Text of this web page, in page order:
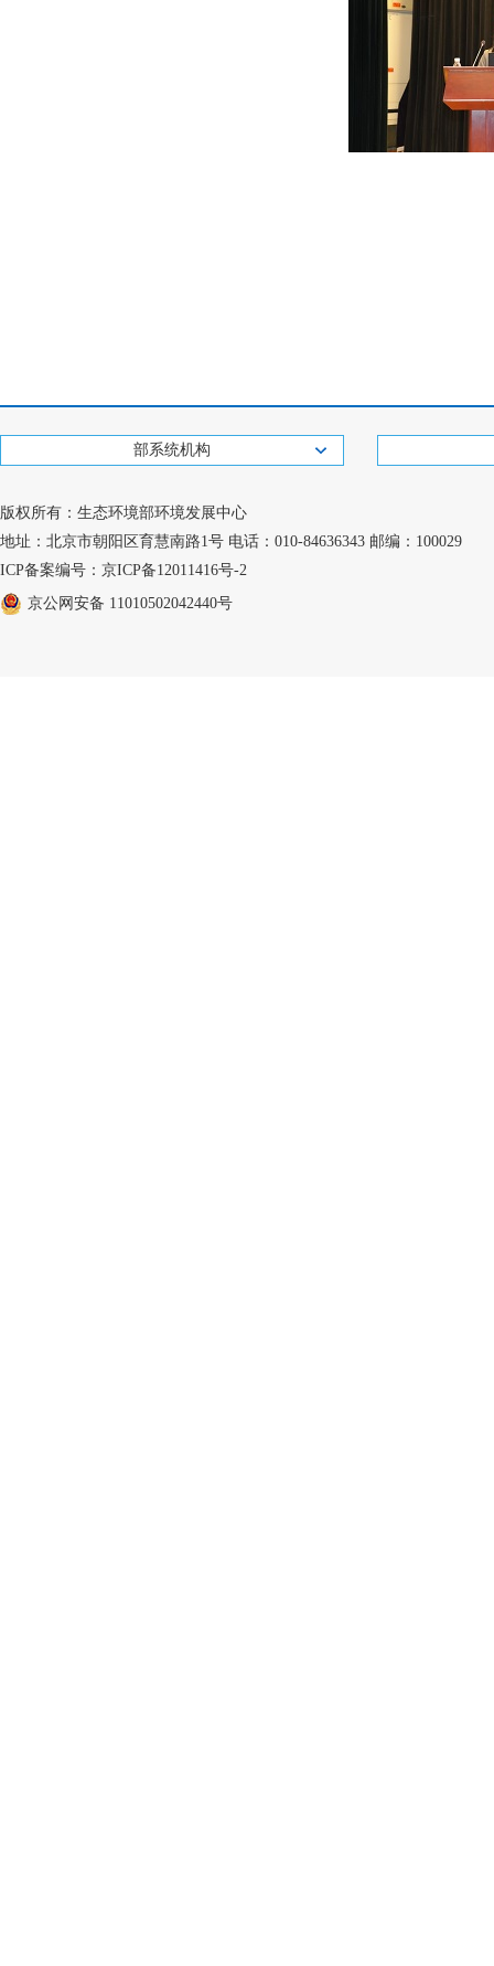
部系统机构
版权所有：生态环境部环境发展中心
地址：北京市朝阳区育慧南路1号 电话：010-84636343 邮编：100029
ICP备案编号：京ICP备12011416号-2
京公网安备 11010502042440号